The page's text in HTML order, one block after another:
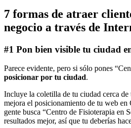
7 formas de atraer
negocio a través de
#1 Pon bien visible tu ciudad
Parece evidente, pero si sólo pones
posicionar por tu ciudad.
Incluye la coletilla de tu ciudad cerca
mejora el posicionamiento de tu web en
gente busca “Centro de Fisioterapia en
resultados mejor, así que tu deberías